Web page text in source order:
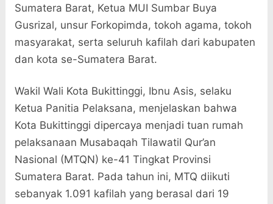
Sumatera Barat, Ketua MUI Sumbar Buya
Gusrizal, unsur Forkopimda, tokoh agama, tokoh
masyarakat, serta seluruh kafilah dari kabupaten
dan kota se-Sumatera Barat.
Wakil Wali Kota Bukittinggi, Ibnu Asis, selaku
Ketua Panitia Pelaksana, menjelaskan bahwa
Kota Bukittinggi dipercaya menjadi tuan rumah
pelaksanaan Musabaqah Tilawatil Qur’an
Nasional (MTQN) ke-41 Tingkat Provinsi
Sumatera Barat. Pada tahun ini, MTQ diikuti
sebanyak 1.091 kafilah yang berasal dari 19